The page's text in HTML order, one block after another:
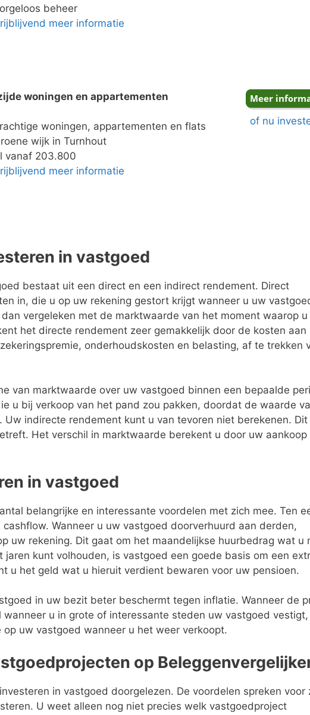
beheer
meer informatie
woningen en appartementen
woningen, appartementen en flats
wijk in Turnhout
vanaf 203.800
meer informatie
of nu
in vastgoed
bestaat uit een direct en een indirect rendement. Direct
in, die u op uw rekening gestort krijgt wanneer u uw
vergeleken met de marktwaarde van het moment waarop
het directe rendement zeer gemakkelijk door de kosten aan
onderhoudskosten en belasting, af te trekken
van marktwaarde over uw vastgoed binnen een bepaalde
u bij verkoop van het pand zou pakken, doordat de waarde
indirecte rendement kunt u van tevoren niet berekenen.
Het verschil in marktwaarde berekent u door uw aankoop
in vastgoed
belangrijke en interessante voordelen met zich mee. Ten
Wanneer u uw vastgoed doorverhuurd aan derden,
uw rekening. Dit gaat om het maandelijkse huurbedrag wat u
kunt volhouden, is vastgoed een goede basis om een
u het geld wat u hieruit verdient bewaren voor uw pensioen.
in uw bezit beter beschermt tegen inflatie. Wanneer de
wanneer u in grote of interessante steden uw vastgoed
uw vastgoed wanneer u het weer verkoopt.
op
in vastgoed doorgelezen. De voordelen spreken voor
U weet alleen nog niet precies welk vastgoedproject